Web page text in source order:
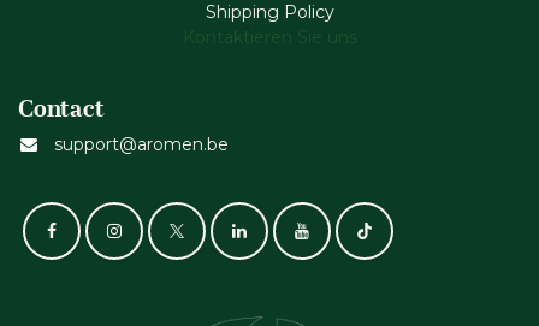
Shipping Policy
Kontaktieren Sie uns
Contact
support@aromen.be